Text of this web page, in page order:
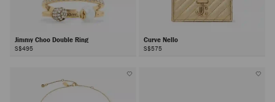
Jimmy Choo Double Ring
S$495
Curve Nello
S$575